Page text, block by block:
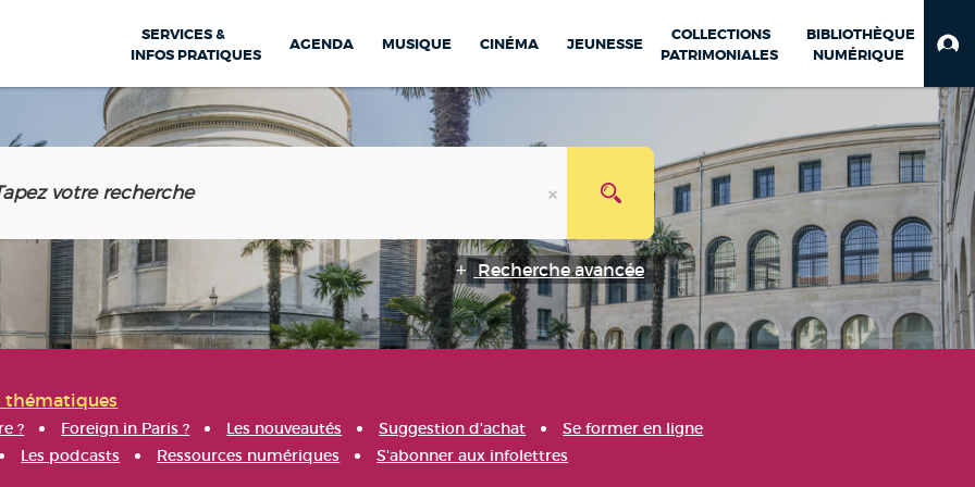
SERVICES &
INFOS PRATIQUES
AGENDA MUSIQUE CINÉMA JEUNESSE
COLLECTIONS
PATRIMONIALES
BIBLIOTHÈQUE
NUMÉRIQUE
Recherche avancée
thématiques
? Foreign in Paris ? Les nouveautés Suggestion d'achat
Se former en ligne
Les podcasts Ressources numériques S'abonner aux infolettres